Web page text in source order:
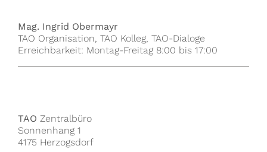
Mag. Ingrid Obermayr
TAO Organisation, TAO Kolleg, TAO-Dialoge
Erreichbarkeit: Montag-Freitag 8:00 bis 17:00
TAO Zentralbüro
Sonnenhang 1
4175 Herzogsdorf